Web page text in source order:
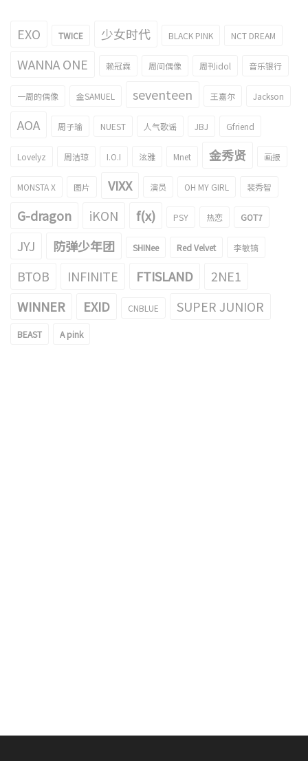
EXO TWICE 少女时代 BLACK PINK NCT DREAM
WANNA ONE 赖冠霖 周间偶像 周刊idol 音乐银行
一周的偶像 金SAMUEL seventeen 王嘉尔 Jackson
AOA 周子瑜 NUEST 人气歌谣 JBJ Gfriend
Lovelyz 周洁琼 I.O.I 泫雅 Mnet 金秀贤 画报
MONSTA X 图片 VIXX 演员 OH MY GIRL 裴秀智
G-dragon iKON f(x) PSY 热恋 GOT7
JYJ 防弹少年团 SHINee Red Velvet 李敏镐
BTOB INFINITE FTISLAND
2NE1
WINNER
EXID CNBLUE SUPER JUNIOR
BEAST A pink